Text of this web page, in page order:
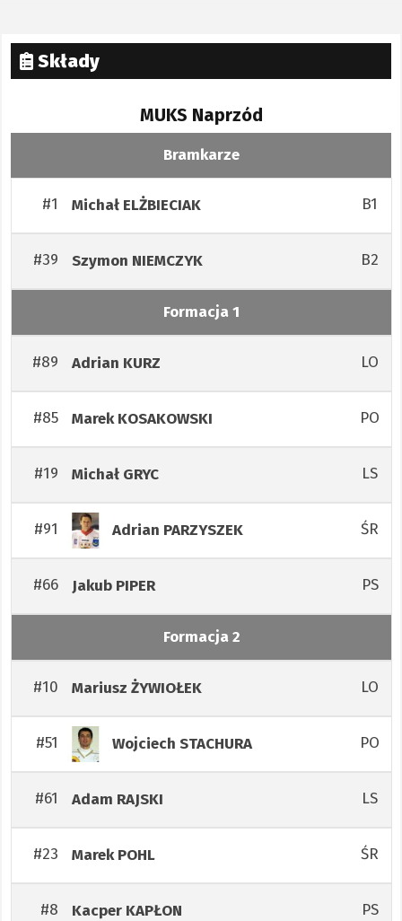
Składy
MUKS Naprzód
Bramkarze
#1 Michał ELŻBIECIAK B1
#39 Szymon NIEMCZYK B2
Formacja 1
#89 Adrian KURZ LO
#85 MarekKOSAKOWSKI PO
#19 Michał GRYC LS
#91 Adrian PARZYSZEK ŚR
#66 Jakub PIPER PS
Formacja 2
#10 Mariusz ŻYWIOŁEK LO
#51 Wojciech STACHURA PO
#61 Adam RAJSKI LS
#23 MarekPOHL ŚR
#8 Kacper KAPŁON PS